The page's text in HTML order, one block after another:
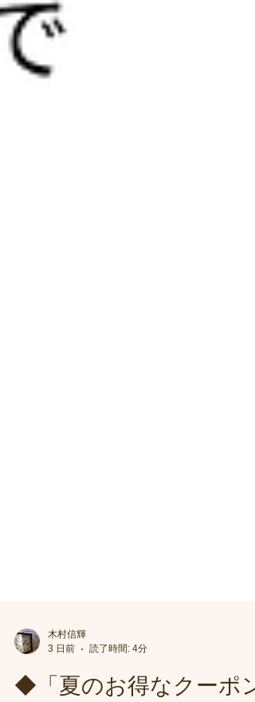
木村信輝
3 日前
読了時間: 4分